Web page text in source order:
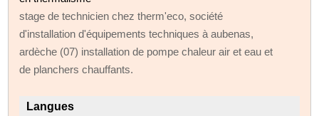
stage de technicien chez therm'eco, société
d'installation d'équipements techniques à aubenas,
ardèche (07) installation de pompe chaleur air et eau et
de planchers chauffants.
Langues